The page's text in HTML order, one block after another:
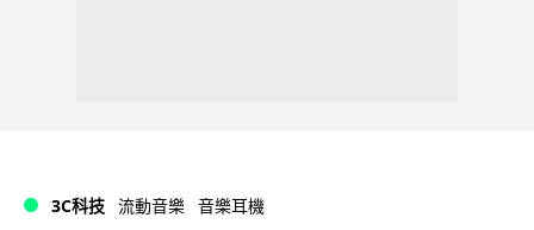
3C科技 流動音樂 音樂耳機